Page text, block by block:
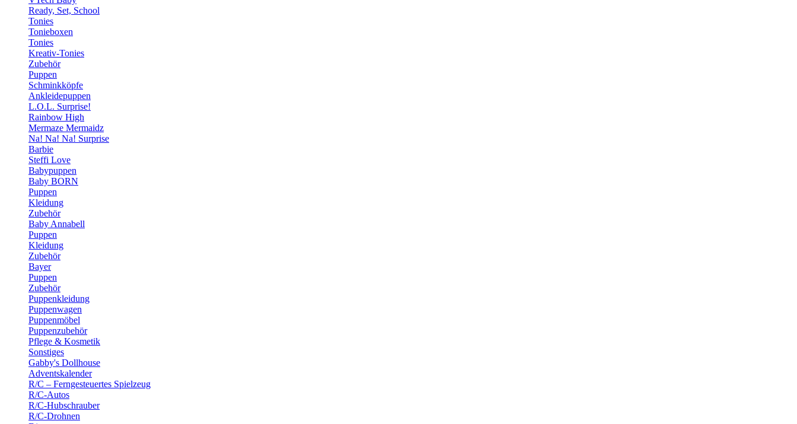
Ready, Set, School
Tonies
Tonieboxen
Tonies
Kreativ-Tonies
Zubehör
Puppen
Schminkköpfe
Ankleidepuppen
L.O.L. Surprise!
Rainbow High
Mermaze Mermaidz
Na! Na! Na! Surprise
Barbie
Steffi Love
Babypuppen
Baby BORN
Puppen
Kleidung
Zubehör
Baby Annabell
Puppen
Kleidung
Zubehör
Bayer
Puppen
Zubehör
Puppenkleidung
Puppenwagen
Puppenmöbel
Puppenzubehör
Pflege & Kosmetik
Sonstiges
Gabby's Dollhouse
Adventskalender
R/C – Ferngesteuertes Spielzeug
R/C-Autos
R/C-Hubschrauber
R/C-Drohnen